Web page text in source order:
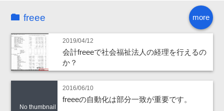
more
freee
2019/04/12
会計freeeで社会福祉法人の経理を行えるの
か？
No thumbnail
2016/06/10
freeeの自動化は部分一致が重要です。